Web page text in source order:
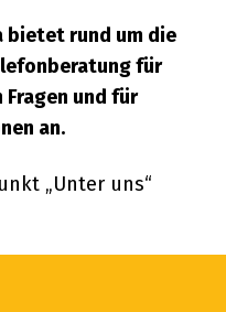
bietet rund um die
für
und für
an.
„Unter uns“